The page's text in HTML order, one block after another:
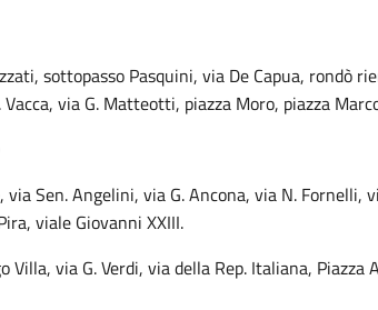
sottopasso Pasquini, via De Capua, rondò
via G. Matteotti, piazza Moro, piazza
Sen. Angelini, via G. Ancona, via N. Fornelli,
viale Giovanni XXIII.
Villa, via G. Verdi, via della Rep. Italiana,